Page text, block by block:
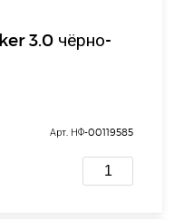
3.0 чёрно-
Арт. НФ-00119585